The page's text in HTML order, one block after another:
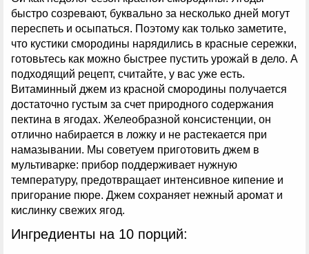
быстро созревают, буквально за несколько дней могут
переспеть и осыпаться. Поэтому как только заметите,
что кустики смородины нарядились в красные сережки,
готовьтесь как можно быстрее пустить урожай в дело. А
подходящий рецепт, считайте, у вас уже есть.
Витаминный джем из красной смородины получается
достаточно густым за счет природного содержания
пектина в ягодах. Желеобразной консистенции, он
отлично набирается в ложку и не растекается при
намазывании. Мы советуем приготовить джем в
мультиварке: прибор поддерживает нужную
температуру, предотвращает интенсивное кипение и
пригорание пюре. Джем сохраняет нежный аромат и
кислинку свежих ягод.
Ингредиенты на 10 порций: